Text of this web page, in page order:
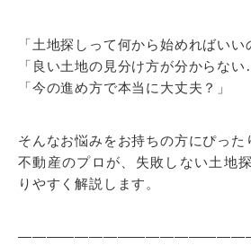
「土地探しって何から始めればいい
「良い土地の見分け方が分からない
「今の進め方で本当に大丈夫？」
そんなお悩みをお持ちの方にぴった
不動産のプロが、失敗しない土地
りやすく解説します。